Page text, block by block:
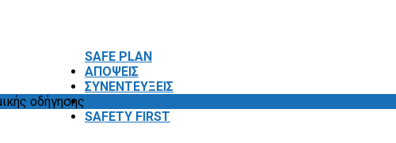
SAFE PLAN
οδήγησης
ΑΠΟΨΕΙΣ
ΣΥΝΕΝΤΕΥΞΕΙΣ
SAFETY FIRST